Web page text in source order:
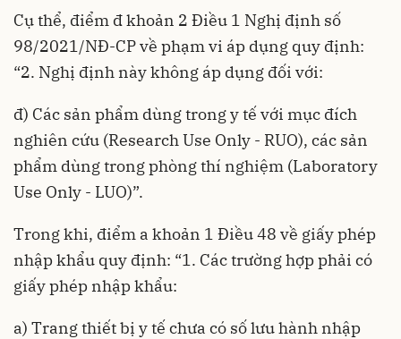
Cụ thể, điểm đ khoản 2 Điều 1 Nghị định số
98/2021/NĐ-CP về phạm vi áp dụng quy định:
“2. Nghị định này không áp dụng đối với:
đ) Các sản phẩm dùng trong y tế với mục đích
nghiên cứu (Research Use Only - RUO), các sản
phẩm dùng trong phòng thí nghiệm (Laboratory
Use Only - LUO)”.
Trong khi, điểm a khoản 1 Điều 48 về giấy phép
nhập khẩu quy định: “1. Các trường hợp phải có
giấy phép nhập khẩu:
a) Trang thiết bị y tế chưa có số lưu hành nhập